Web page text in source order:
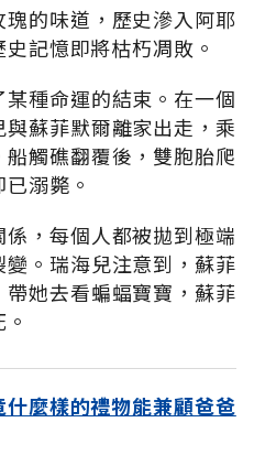
的味道，歷史滲入阿耶
記憶即將枯朽凋敗。
種命運的結束。在一個
蘇菲默爾離家出走，乘
觸礁翻覆後，雙胞胎爬
溺斃。
，每個人都被拋到極端
。瑞海兒注意到，蘇菲
她去看蝙蝠寶寶，蘇菲
麼樣的禮物能兼顧爸爸